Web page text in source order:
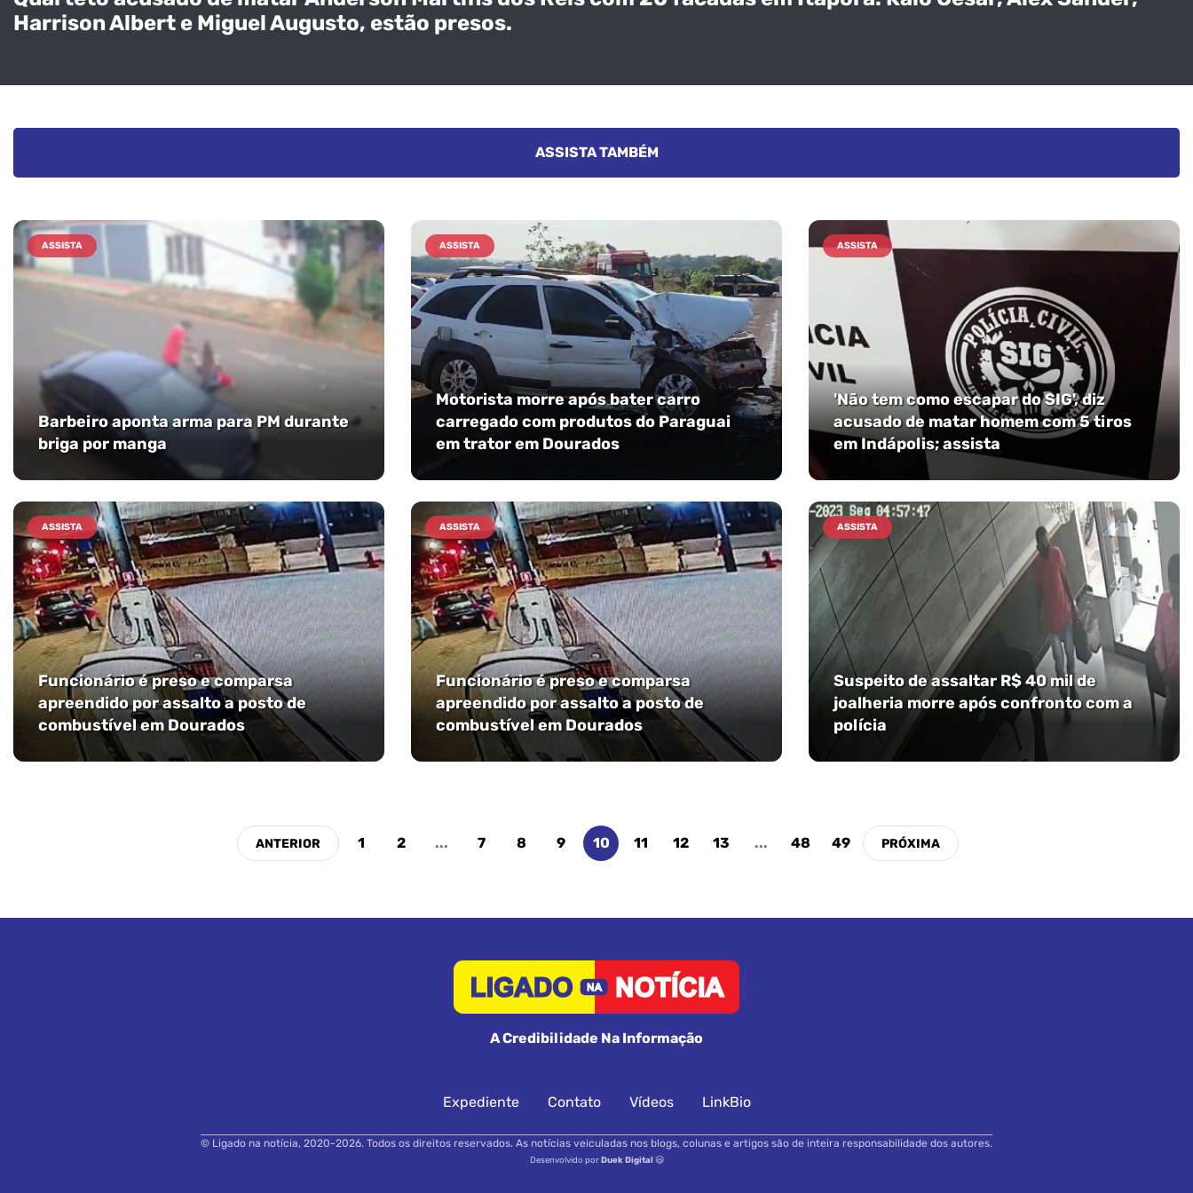
Harrison Albert e Miguel Augusto, estão presos.
ASSISTA TAMBÉM
ASSISTA
Barbeiro aponta arma para PM durante
briga por manga
ASSISTA
Motorista morre após bater carro
carregado com produtos do Paraguai
em trator em Dourados
ASSISTA
'Não tem como escapar do SIG', diz
acusado de matar homem com 5 tiros
em Indápolis; assista
ASSISTA
Funcionário é preso e comparsa
apreendido por assalto a posto de
combustível em Dourados
ASSISTA
Funcionário é preso e comparsa
apreendido por assalto a posto de
combustível em Dourados
ASSISTA
Suspeito de assaltar R$ 40 mil de
joalheria morre após confronto com a
polícia
1 2 ... 7 8 9 10 11 12 13 ... 48 49
A Credibilidade Na Informação
Expediente Contato Vídeos LinkBio
© Ligado na notícia, 2020-2026. Todos os direitos reservados. As notícias veiculadas nos blogs, colunas e artigos são de inteira responsabilidade dos autores.
Desenvolvido porDuek Digital😃